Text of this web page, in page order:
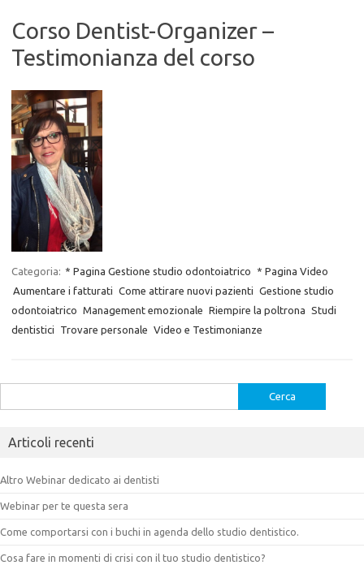
Corso Dentist-Organizer –
Testimonianza del corso
Categoria: * Pagina Gestione studio odontoiatrico
* Pagina Video
Aumentare i fatturati Come attirare nuovi pazienti Gestione studio
odontoiatrico Management emozionale Riempire la poltrona Studi
dentistici
Trovare personale Video e Testimonianze
per:
Articoli recenti
Altro Webinar dedicato ai dentisti
Webinar per te questa sera
Come comportarsi con i buchi in agenda dello studio dentistico.
Cosa fare in momenti di crisi con il tuo studio dentistico?